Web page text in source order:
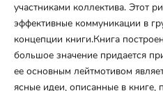
участниками коллектива. Этот
эффективные коммуникации в
концепции книги.Книга
большое значение придается
ее основным лейтмотивом
ясные идеи, описанные в книге,